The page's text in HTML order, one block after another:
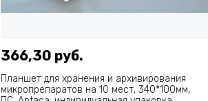
366,30 руб.
Планшет для хранения и архивирования
микропрепаратов на 10 мест, 340*100мм,